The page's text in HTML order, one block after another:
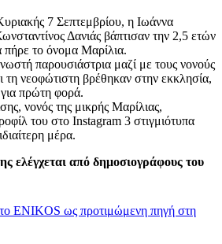
7 Σεπτεμβρίου, η Ιωάννα
Δανιάς βάπτισαν την 2,5 ετών
πήρε το όνομα Μαρίλια.
παρουσιάστρια μαζί με τους νονούς
τη νεοφώτιστη βρέθηκαν στην εκκλησία,
πρώτη φορά.
νονός της μικρής Μαρίλιας,
του στο Instagram 3 στιγμιότυπα
μέρα.
ελέγχεται από δημοσιογράφους του
ENIKOS ως προτιμώμενη πηγή στη